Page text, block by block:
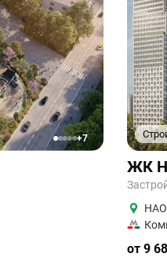
12345+7
ЖК
НАО
от 9